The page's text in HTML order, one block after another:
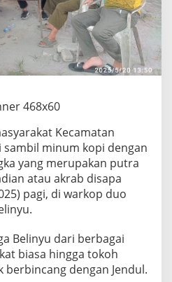
Kecamatan
sambil minum kopi dengan
yang merupakan putra
atau akrab disapa
pagi, di warkop duo
Belinyu dari berbagai
biasa hingga tokoh
berbincang dengan Jendul.